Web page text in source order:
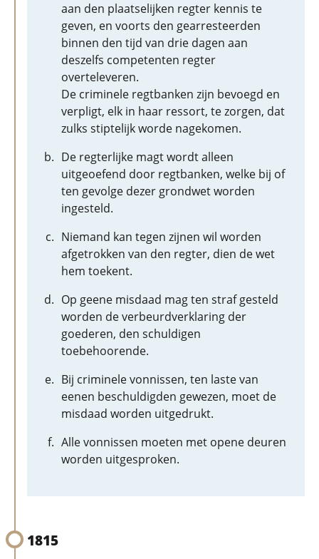
aan den plaatselijken regter kennis te
geven, en voorts den gearresteerden
binnen den tijd van drie dagen aan
deszelfs competenten regter
overteleveren.
De criminele regtbanken zijn bevoegd en
verpligt, elk in haar ressort, te zorgen, dat
zulks stiptelijk worde nagekomen.
De regterlijke magt wordt alleen
uitgeoefend door regtbanken, welke bij of
ten gevolge dezer grondwet worden
ingesteld.
Niemand kan tegen zijnen wil worden
afgetrokken van den regter, dien de wet
hem toekent.
Op geene misdaad mag ten straf gesteld
worden de verbeurdverklaring der
goederen, den schuldigen
toebehoorende.
Bij criminele vonnissen, ten laste van
eenen beschuldigden gewezen, moet de
misdaad worden uitgedrukt.
Alle vonnissen moeten met opene deuren
worden uitgesproken.
1815